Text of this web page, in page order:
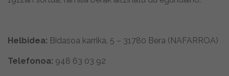
Helbidea: Bidasoa karrika, 5 – 31780 Bera (NAFARROA)
Telefonoa: 948 63 03 92